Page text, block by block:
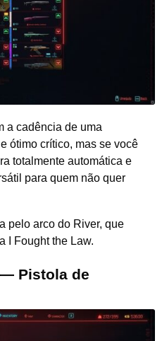
a cadência de uma
ótimo crítico, mas se você
totalmente automática e
para quem não quer
pelo arco do River, que
I Fought the Law.
Pistola de